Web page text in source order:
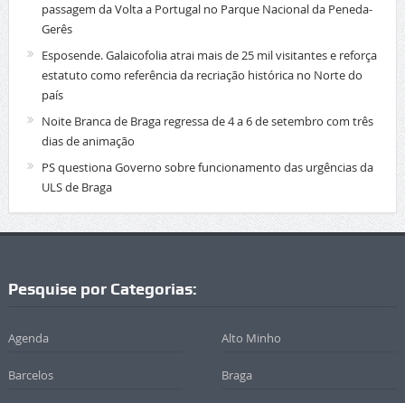
passagem da Volta a Portugal no Parque Nacional da Peneda-
Gerês
Esposende. Galaicofolia atrai mais de 25 mil visitantes e reforça
estatuto como referência da recriação histórica no Norte do
país
Noite Branca de Braga regressa de 4 a 6 de setembro com três
dias de animação
PS questiona Governo sobre funcionamento das urgências da
ULS de Braga
Pesquise por Categorias:
Agenda Alto Minho
Barcelos Braga